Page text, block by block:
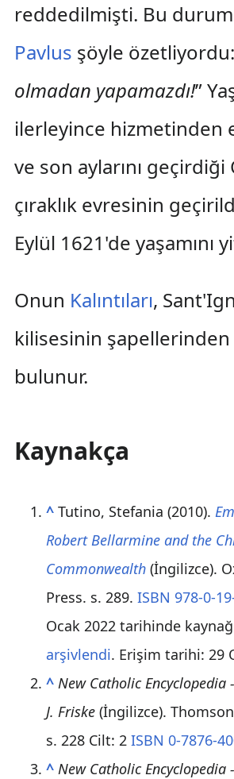
reddedilmişti. Bu
Pavlus şöyle
olmadan yapamazdı!”
ilerleyince hizmetinden
ve son aylarını geçirdiği
çıraklık evresinin
Eylül 1621'de yaşamını
Onun Kalıntıları,
kilisesinin
bulunur.
Kaynakça
^ Tutino, Stefania (2010).
Robert Bellarmine and the
Commonwealth(İngilizce).
Press. s. 289. ISBN 978-0-
Ocak 2022 tarihinde
arşivlendi. Erişim tarihi: 29
^ New Catholic Encyclopedia
J. Friske(İngilizce).
s. 228 Cilt: 2 ISBN 0-7876-
^ New Catholic Encyclopedia